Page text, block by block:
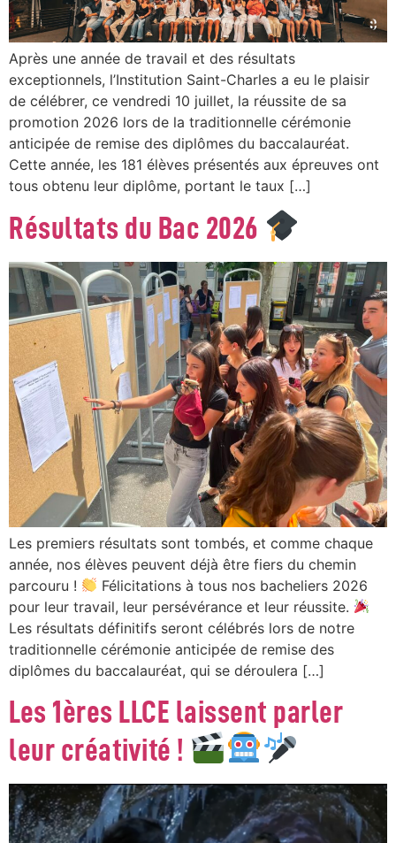
Après une année de travail et des résultats
exceptionnels, l’Institution Saint-Charles a eu le plaisir
de célébrer, ce vendredi 10 juillet, la réussite de sa
promotion 2026 lors de la traditionnelle cérémonie
anticipée de remise des diplômes du baccalauréat.
Cette année, les 181 élèves présentés aux épreuves ont
tous obtenu leur diplôme, portant le taux […]
Résultats du Bac 2026
Les premiers résultats sont tombés, et comme chaque
année, nos élèves peuvent déjà être fiers du chemin
parcouru !
Félicitations à tous nos bacheliers 2026
pour leur travail, leur persévérance et leur réussite.
Les résultats définitifs seront célébrés lors de notre
traditionnelle cérémonie anticipée de remise des
diplômes du baccalauréat, qui se déroulera […]
Les 1ères LLCE laissent parler
leur créativité !